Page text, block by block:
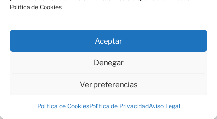
Política de Cookies.
Aceptar
Denegar
Ver preferencias
Política de CookiesPolítica de PrivacidadAviso Legal
Procesos del Monasterio contra particulares. 1598.
Escala: 1:50.000 San Lorenzo de El Escorial, mapa
General de Patrimonio Histórico de la Comunidad de